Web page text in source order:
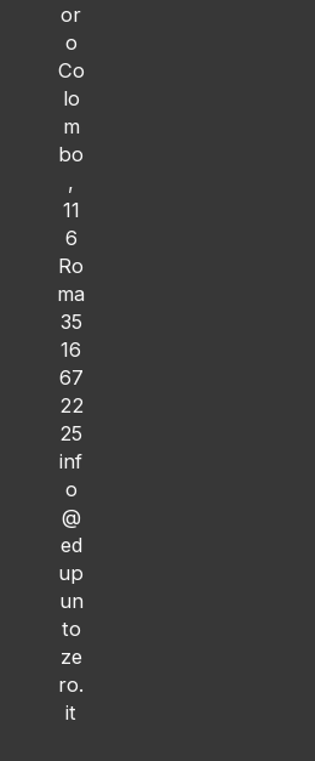
or
o
Co
lo
m
bo
,
11
6
Ro
ma
35
16
67
22
25
inf
o
@
ed
up
un
to
ze
ro.
it